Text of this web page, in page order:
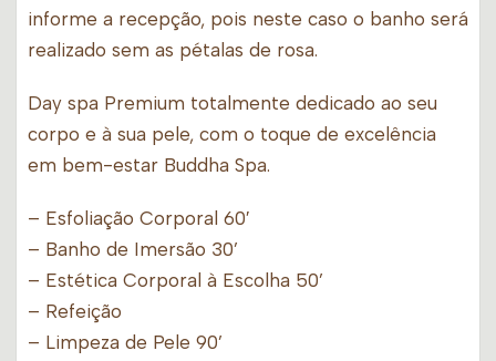
informe a recepção, pois neste caso o banho será
realizado sem as pétalas de rosa.
Day spa Premium totalmente dedicado ao seu
corpo e à sua pele, com o toque de excelência
em bem-estar Buddha Spa.
– Esfoliação Corporal 60′
– Banho de Imersão 30’
– Estética Corporal à Escolha 50’
– Refeição
– Limpeza de Pele 90’